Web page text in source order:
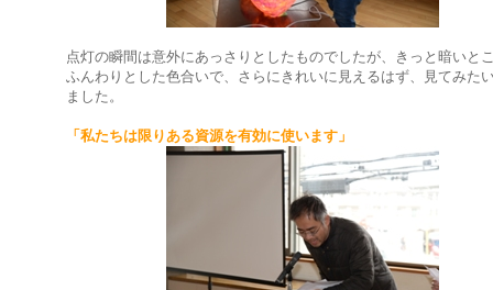
点灯の瞬間は意外にあっさりとしたものでしたが、きっと暗いと
ふんわりとした色合いで、さらにきれいに見えるはず、見てみた
ました。
「私たちは限りある資源を有効に使います」